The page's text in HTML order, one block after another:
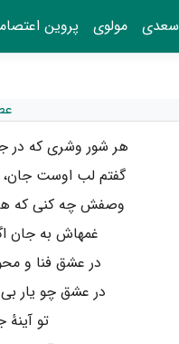
سعدی مولوی پروین
هر شور وشری که در
گفتم لب اوست
وصفش چه کنی که
غمهاش به جان
در عشق فنا و
در عشق چو یار
تو آینهٔ